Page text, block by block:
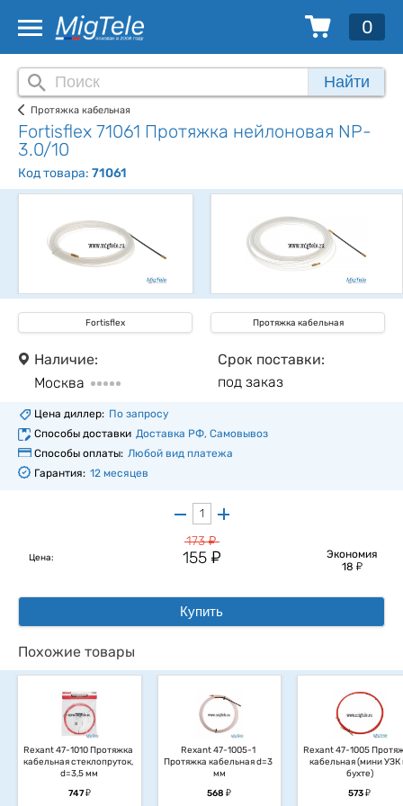
0
Найти
Протяжка кабельная
Fortisflex 71061 Протяжка нейлоновая NP-
3.0/10
Код товара: 71061
Fortisflex Протяжка кабельная
Наличие:
Москва
Срок поставки:
под заказ
Цена диллер: По запросу
Способы доставки Доставка РФ, Самовывоз
Способы оплаты: Любой вид платежа
Гарантия: 12 месяцев
Цена:
173у
155 у
Экономия
18 у
Купить
Похожие товары
Rexant 47-1010 Протяжка
кабельная стеклопруток,
d=3,5 мм
747у
Rexant 47-1005-1
Протяжка кабельная d=3
мм
568у
Rexant 47-1005
кабельная (мини УЗК
бухте)
573у